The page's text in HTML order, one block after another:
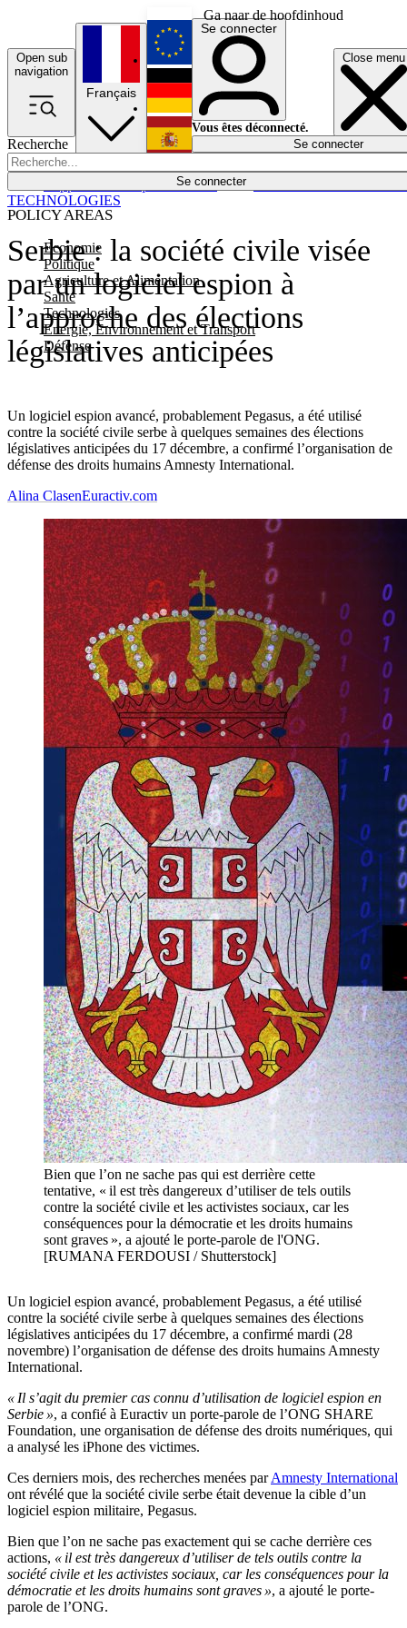
Ga naar de hoofdinhoud
Open sub
navigation
Close menu
Recherche
Se connecter
POLICY AREAS
Economie
Politique
Agriculture et Alimentation
Santé
Technologies
Energie, Environnement et Transport
Défense
Économie
Français
English
Deutsch
Español
Se connecter
Vous êtes déconnecté.
Se connecter
Serbie : la société civile visée
par un logiciel espion à
l’approche des élections
législatives anticipées
Un logiciel espion avancé, probablement Pegasus, a été utilisé
contre la société civile serbe à quelques semaines des élections
législatives anticipées du 17 décembre, a confirmé l’organisation de
défense des droits humains Amnesty International.
TECHNOLOGIES
Alina ClasenEuractiv.com
Bien que l’on ne sache pas qui est derrière cette
tentative, « il est très dangereux d’utiliser de tels outils
contre la société civile et les activistes sociaux, car les
conséquences pour la démocratie et les droits humains
sont graves », a ajouté le porte-parole de l'ONG.
[RUMANA FERDOUSI / Shutterstock]
Un logiciel espion avancé, probablement Pegasus, a été utilisé
contre la société civile serbe à quelques semaines des élections
législatives anticipées du 17 décembre, a confirmé mardi (28
novembre) l’organisation de défense des droits humains Amnesty
International.
« Il s’agit du premier cas connu d’utilisation de logiciel espion en
Serbie », a confié à Euractiv un porte-parole de l’ONG SHARE
Foundation, une organisation de défense des droits numériques, qui
a analysé les iPhone des victimes.
Ces derniers mois, des recherches menées parAmnesty International
ont révélé que la société civile serbe était devenue la cible d’un
logiciel espion militaire, Pegasus.
Bien que l’on ne sache pas exactement qui se cache derrière ces
actions, « il est très dangereux d’utiliser de tels outils contre la
société civile et les activistes sociaux, car les conséquences pour la
démocratie et les droits humains sont graves », a ajouté le porte-
parole de l’ONG.